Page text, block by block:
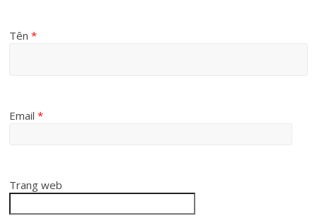
Tên*
Email*
Trang web